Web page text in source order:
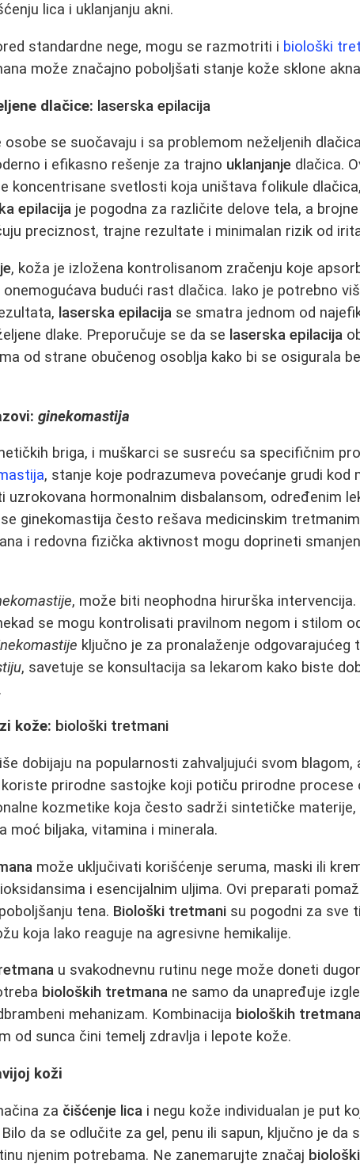
lica i uklanjanju akni.
standardne nege, mogu se razmotriti i biološki
može značajno poboljšati stanje kože sklone
dlačice: laserska epilacija
osobe se suočavaju i sa problemom neželjenih
i efikasno rešenje za trajno uklanjanje dlačica.
koncentrisane svetlosti koja uništava folikule
epilacija je pogodna za različite delove tela, a
preciznost, trajne rezultate i minimalan rizik od
, koža je izložena kontrolisanom zračenju koje
budući rast dlačica. Iako je potrebno
laserska epilacija se smatra jednom od
dlake. Preporučuje se da se laserska epilacija
od strane obučenog osoblja kako bi se osigurala
ginekomastija
briga, i muškarci se susreću sa specifičnim
, stanje koje podrazumeva povećanje grudi kod
uzrokovana hormonalnim disbalansom, određenim
ginekomastija često rešava medicinskim
i redovna fizička aktivnost mogu doprineti
, može biti neophodna hirurška
se mogu kontrolisati pravilnom negom i stilom
ključno je za pronalaženje odgovarajućeg
, savetuje se konsultacija sa lekarom kako biste
kože: biološki tretmani
dobijaju na popularnosti zahvaljujući svom blagom,
prirodne sastojke koji potiču prirodne procese
kozmetike koja često sadrži sintetičke materije,
moć biljaka, vitamina i minerala.
može uključivati korišćenje seruma, maski ili
i esencijalnim uljima. Ovi preparati
tena. Biološki tretmani su pogodni za sve
koja lako reaguje na agresivne hemikalije.
u svakodnevnu rutinu nege može doneti
bioloških tretmana ne samo da unapređuje
mehanizam. Kombinacija bioloških
od sunca čini temelj zdravlja i lepote kože.
koži
za čišćenje lica i negu kože individualan je put
da se odlučite za gel, penu ili sapun, ključno je da
njenim potrebama. Ne zanemarujte značaj